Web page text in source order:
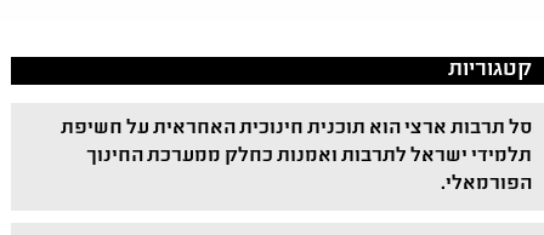
קטגוריות
סל תרבות ארצי הוא תוכנית חינוכית האחראית על חשיפת
תלמידי ישראל לתרבות ואמנות כחלק ממערכת החינוך
הפורמאלי.